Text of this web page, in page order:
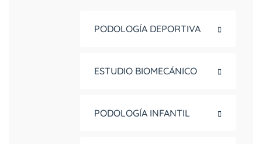
PODOLOGÍA DEPORTIVA
ESTUDIO BIOMECÁNICO
PODOLOGÍA INFANTIL